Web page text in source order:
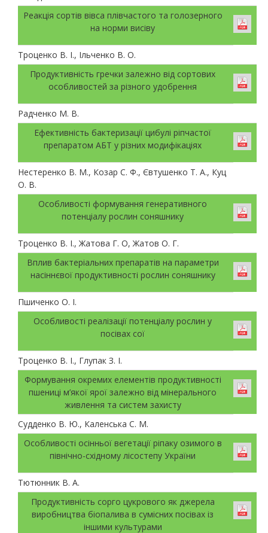
Реакція сортів вівса плівчастого та голозерного
на норми висіву
Троценко В. І., Ільченко В. О.
Продуктивність гречки залежно від сортових
особливостей за різного удобрення
Радченко М. В.
Ефективність бактеризації цибулі ріпчастої
препаратом АБТ у різних модифікаціях
Нестеренко В. М., Козар С. Ф., Євтушенко Т. А., Куц
О. В.
Особливості формування генеративного
потенціалу рослин соняшнику
Троценко В. І., Жатова Г. О, Жатов О. Г.
Вплив бактеріальних препаратів на параметри
насіннєвої продуктивності рослин соняшнику
Пшиченко О. І.
Особливості реалізації потенціалу рослин у
посівах сої
Троценко В. І., Глупак З. І.
Формування окремих елементів продуктивності
пшениці м’якої ярої залежно від мінерального
живлення та систем захисту
Судденко В. Ю., Каленська С. М.
Особливості осінньої вегетації ріпаку озимого в
північно-східному лісостепу України
Тютюнник В. А.
Продуктивність сорго цукрового як джерела
виробництва біопалива в сумісних посівах із
іншими культурами